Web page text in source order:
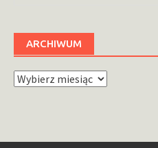
ARCHIWUM
Archiwum